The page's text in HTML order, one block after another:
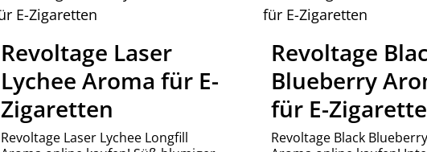
Revoltage Laser
Lychee Aroma für E-
Zigaretten
Revoltage Laser Lychee Longfill
Revoltage
Blueberry
für E-
Revoltage Black